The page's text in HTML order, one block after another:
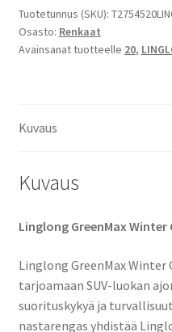
Tuotetunnus (SKU):
Osasto: Renkaat
Avainsanat tuotteelle 20,
Kuvaus
Kuvaus
Linglong GreenMax Winter
Linglong GreenMax Winter
tarjoamaan SUV-luokan
suorituskykyä ja
nastarengas yhdistää